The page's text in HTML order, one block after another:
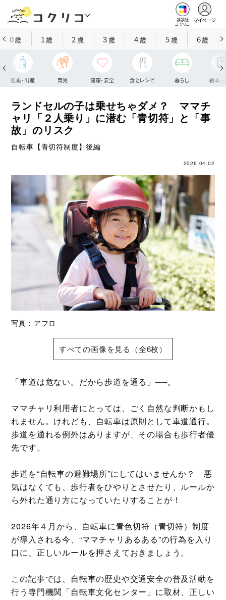
講談社
コクリコ
マイページ
0歳 1歳 2 歳 3歳 4歳 5歳 6歳
妊娠・出産 育児 健康・安全 食とレシピ 暮らし 絵本・
ランドセルの子は乗せちゃダメ？ ママチ
ャリ「２人乗り」に潜む「青切符」と「事
故」のリスク
自転車【青切符制度】後編
2026.04.02
写真：アフロ
すべての画像を見る（全6枚）
「車道は危ない。だから歩道を通る」──。
ママチャリ利用者にとっては、ごく自然な判断かもし
れません。けれども、自転車は原則として車道通行。
歩道を通れる例外はありますが、その場合も歩行者優
先です。
歩道を“自転車の避難場所”にしてはいませんか？ 悪
気はなくても、歩行者をひやりとさせたり、ルールか
ら外れた通り方になっていたりすることが！
2026年４月から、自転車に青色切符（青切符）制度
が導入される今、“ママチャリあるある”の行為を入り
口に、正しいルールを押さえておきましょう。
この記事では、自転車の歴史や交通安全の普及活動を
行う専門機関「自転車文化センター」に取材、正しい